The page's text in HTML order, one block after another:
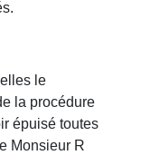
le
la procédure
épuisé toutes
Monsieur R